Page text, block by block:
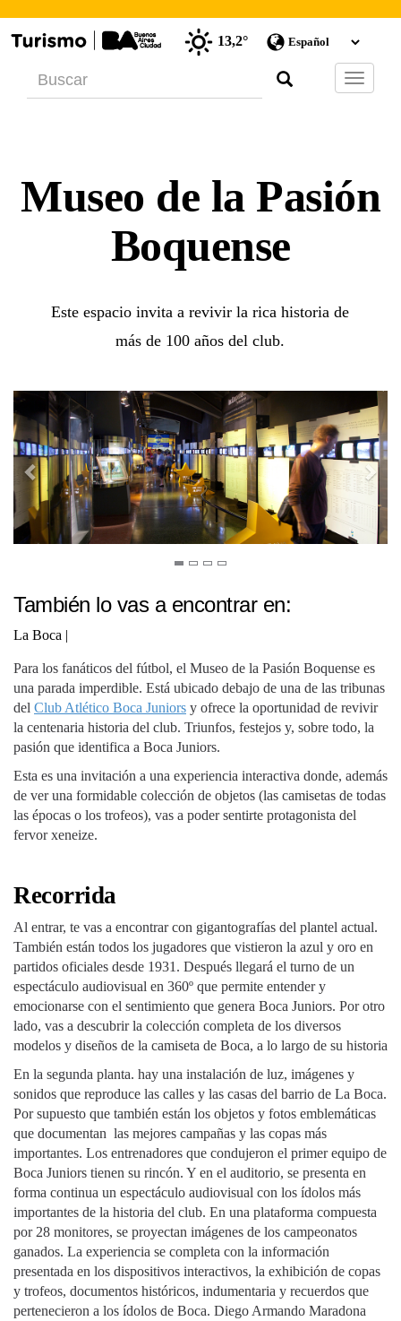
13,2°
Barra
de
Museo de la Pasión
Boquense
Este espacio invita a revivir la rica historia de
más de 100 años del club.
También lo vas a encontrar en:
La Boca |
Para los fanáticos del fútbol, el Museo de la Pasión Boquense es
una parada imperdible. Está ubicado debajo de una de las tribunas
del Club Atlético Boca Juniors y ofrece la oportunidad de revivir
la centenaria historia del club. Triunfos, festejos y, sobre todo, la
pasión que identifica a Boca Juniors.
Esta es una invitación a una experiencia interactiva donde, además
de ver una formidable colección de objetos (las camisetas de todas
las épocas o los trofeos), vas a poder sentirte protagonista del
fervor xeneize.
Recorrida
Al entrar, te vas a encontrar con gigantografías del plantel actual.
También están todos los jugadores que vistieron la azul y oro en
partidos oficiales desde 1931. Después llegará el turno de un
espectáculo audiovisual en 360º que permite entender y
emocionarse con el sentimiento que genera Boca Juniors. Por otro
lado, vas a descubrir la colección completa de los diversos
modelos y diseños de la camiseta de Boca, a lo largo de su historia
En la segunda planta. hay una instalación de luz, imágenes y
sonidos que reproduce las calles y las casas del barrio de La Boca.
Por supuesto que también están los objetos y fotos emblemáticas
que documentan las mejores campañas y las copas más
importantes. Los entrenadores que condujeron el primer equipo de
Boca Juniors tienen su rincón. Y en el auditorio, se presenta en
forma continua un espectáculo audiovisual con los ídolos más
importantes de la historia del club. En una plataforma compuesta
por 28 monitores, se proyectan imágenes de los campeonatos
ganados. La experiencia se completa con la información
presentada en los dispositivos interactivos, la exhibición de copas
y trofeos, documentos históricos, indumentaria y recuerdos que
pertenecieron a los ídolos de Boca. Diego Armando Maradona